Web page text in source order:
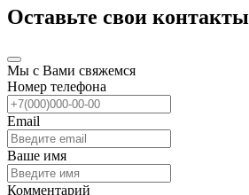
Оставьте свои контакты
Мы с Вами свяжемся
Номер телефона
Email
Ваше имя
Комментарий